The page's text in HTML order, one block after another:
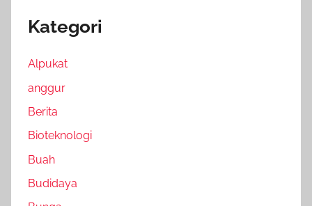
Kategori
Alpukat
anggur
Berita
Bioteknologi
Buah
Budidaya